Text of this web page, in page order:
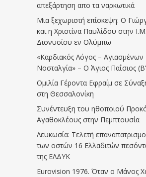
απεξάρτηση απο τα ναρκωτικά
Μια ξεχωριστή επίσκεψη: Ο
και η Χριστίνα Παυλίδου στην
Διονυσίου εν Ολύμπω
«Καρδιακός Λόγος –
Νοσταλγία» – Ο Άγιος Παΐσιος
Ομιλία Γέροντα Εφραίμ σε
στη Θεσσαλονίκη
Συνέντευξη του ηθοποιού
Αγαθοκλέους στην Πεμπτουσία
Λευκωσία: Τελετή
των οστών 16 Ελλαδιτών
της ΕΛΔΥΚ
Eurovision 1976. Όταν ο Μάνος